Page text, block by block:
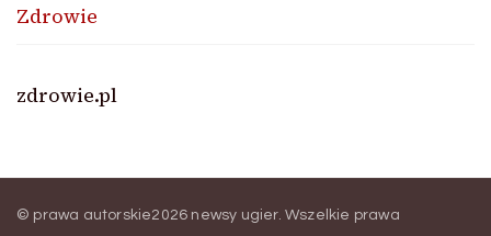
Zdrowie
zdrowie.pl
© prawa autorskie2026 newsy ugier. Wszelkie prawa